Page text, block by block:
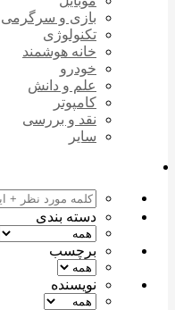
بازی و سرگرمی
تکنولوژی
خانه هوشمند
خودرو
علم و دانش
کامپوتر
نقد و بررسی
سایر
دسته بندی
برچسب
نویسنده